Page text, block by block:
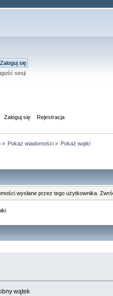
sesji
Zaloguj się Rejestracja
» Pokaż wiadomości» Pokaż wątki
wysłane przez tego użytkownika.
wątek